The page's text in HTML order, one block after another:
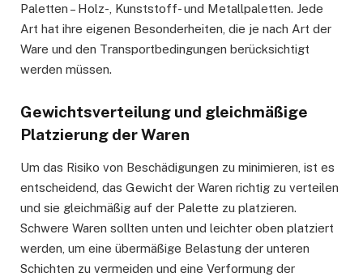
Paletten – Holz-, Kunststoff- und Metallpaletten. Jede
Art hat ihre eigenen Besonderheiten, die je nach Art der
Ware und den Transportbedingungen berücksichtigt
werden müssen.
Gewichtsverteilung und gleichmäßige
Platzierung der Waren
Um das Risiko von Beschädigungen zu minimieren, ist es
entscheidend, das Gewicht der Waren richtig zu verteilen
und sie gleichmäßig auf der Palette zu platzieren.
Schwere Waren sollten unten und leichter oben platziert
werden, um eine übermäßige Belastung der unteren
Schichten zu vermeiden und eine Verformung der